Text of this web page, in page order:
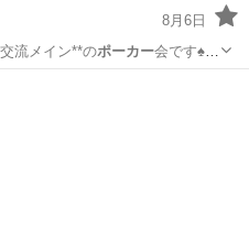
8月6日
流メイン**のポーカー会です♠️🤝